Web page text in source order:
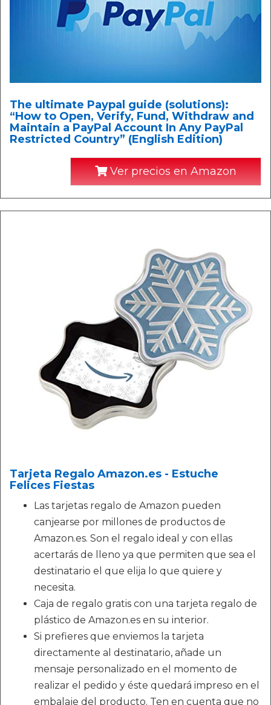
The ultimate Paypal guide (solutions):
“How to Open, Verify, Fund, Withdraw and
Maintain a PayPal Account In Any PayPal
Restricted Country” (English Edition)
Ver precios en Amazon
Tarjeta Regalo Amazon.es - Estuche
Felices Fiestas
Las tarjetas regalo de Amazon pueden
canjearse por millones de productos de
Amazon.es. Son el regalo ideal y con ellas
acertarás de lleno ya que permiten que sea el
destinatario el que elija lo que quiere y
necesita.
Caja de regalo gratis con una tarjeta regalo de
plástico de Amazon.es en su interior.
Si prefieres que enviemos la tarjeta
directamente al destinatario, añade un
mensaje personalizado en el momento de
realizar el pedido y éste quedará impreso en el
embalaje del producto. Ten en cuenta que no